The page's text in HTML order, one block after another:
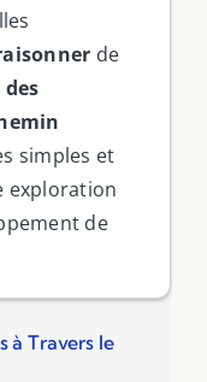
de
simples et
exploration
de
à Travers le